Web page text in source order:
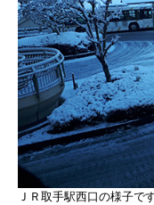
ＪＲ取手駅西口の様子です